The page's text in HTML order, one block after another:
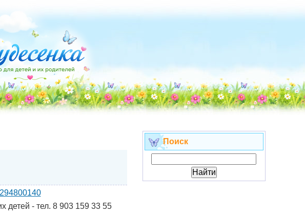
детей - тел. 8 903 159 33 55
Поиск